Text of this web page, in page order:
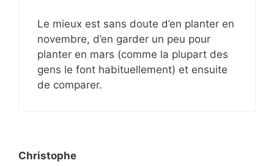
Le mieux est sans doute d’en planter en
novembre, d’en garder un peu pour
planter en mars (comme la plupart des
gens le font habituellement) et ensuite
de comparer.
Christophe